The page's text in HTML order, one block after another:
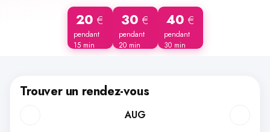
20 €
pendant
15 min
30 €
pendant
20 min
40 €
pendant
30 min
Trouver un rendez-vous
AUG